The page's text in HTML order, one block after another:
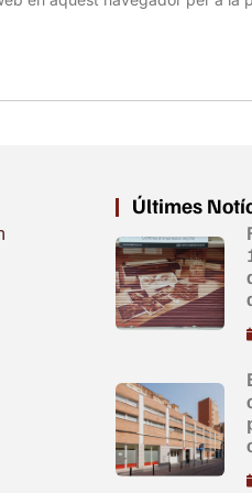
Últimes